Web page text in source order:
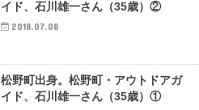
イド、石川雄一さん（35歳）②
2018.07.08
松野町出身。松野町・アウトドアガ
イド、石川雄一さん（35歳）①